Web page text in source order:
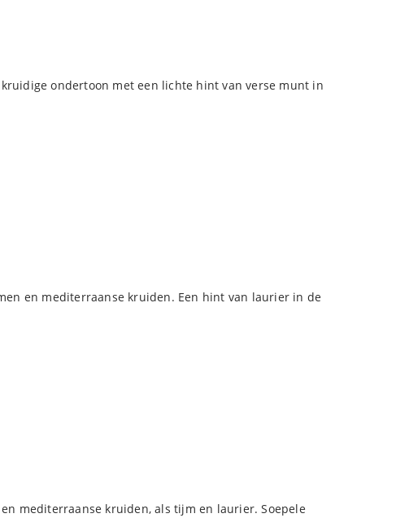
ondertoon met een lichte hint van verse munt in
en mediterraanse kruiden. Een hint van laurier in de
mediterraanse kruiden, als tijm en laurier. Soepele